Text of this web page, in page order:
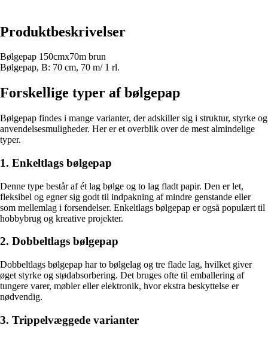
Produktbeskrivelser
Bølgepap 150cmx70m brun
Bølgepap, B: 70 cm, 70 m/ 1 rl.
Forskellige typer af bølgepap
Bølgepap findes i mange varianter, der adskiller sig i struktur, styrke og
anvendelsesmuligheder. Her er et overblik over de mest almindelige
typer.
1. Enkeltlags bølgepap
Denne type består af ét lag bølge og to lag fladt papir. Den er let,
fleksibel og egner sig godt til indpakning af mindre genstande eller
som mellemlag i forsendelser. Enkeltlags bølgepap er også populært til
hobbybrug og kreative projekter.
2. Dobbeltlags bølgepap
Dobbeltlags bølgepap har to bølgelag og tre flade lag, hvilket giver
øget styrke og stødabsorbering. Det bruges ofte til emballering af
tungere varer, møbler eller elektronik, hvor ekstra beskyttelse er
nødvendig.
3. Trippelvæggede varianter